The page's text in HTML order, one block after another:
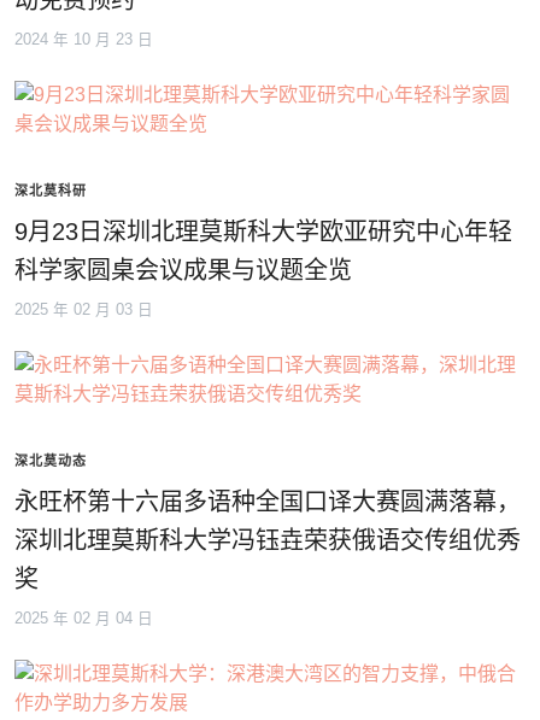
2024 年 10 月 23 日
深北莫科研
9月23日深圳北理莫斯科大学欧亚研究中心年轻
科学家圆桌会议成果与议题全览
2025 年 02 月 03 日
深北莫动态
永旺杯第十六届多语种全国口译大赛圆满落幕，
深圳北理莫斯科大学冯钰垚荣获俄语交传组优秀
奖
2025 年 02 月 04 日